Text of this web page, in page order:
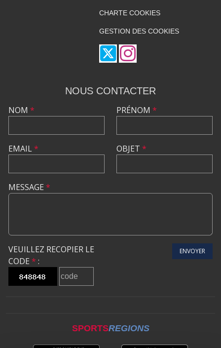
CHARTE COOKIES
GESTION DES COOKIES
NOUS CONTACTER
NOM *
EMAIL*
PRÉNOM *
OBJET *
MESSAGE *
VEUILLEZ RECOPIER LE
CODE * :
ENVOYER
SPORTSREGIONS